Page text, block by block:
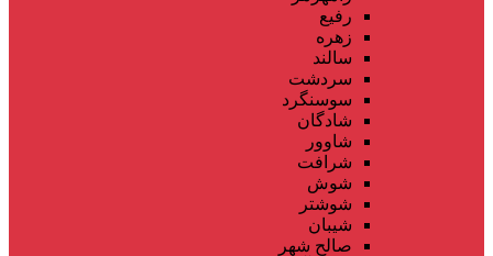
رفیع
زهره
سالند
سردشت
سوسنگرد
شادگان
شاوور
شرافت
شوش
شوشتر
شیبان
صالح شهر